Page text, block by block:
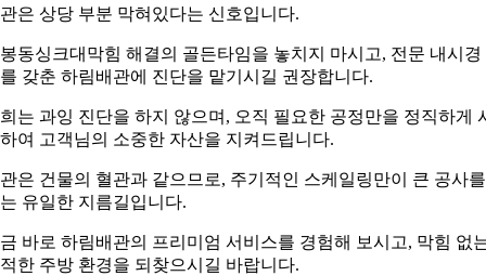
은 상당 부분 막혀있다는 신호입니다.
동싱크대막힘 해결의 골든타임을 놓치지 마시고, 전문 내시경
갖춘 하림배관에 진단을 맡기시길 권장합니다.
는 과잉 진단을 하지 않으며, 오직 필요한 공정만을 정직하게
여 고객님의 소중한 자산을 지켜드립니다.
은 건물의 혈관과 같으므로, 주기적인 스케일링만이 큰 공사를
유일한 지름길입니다.
바로 하림배관의 프리미엄 서비스를 경험해 보시고, 막힘 없
한 주방 환경을 되찾으시길 바랍니다.